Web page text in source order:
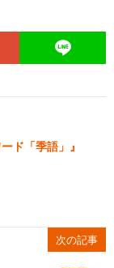
ド「季語」』
次の記事